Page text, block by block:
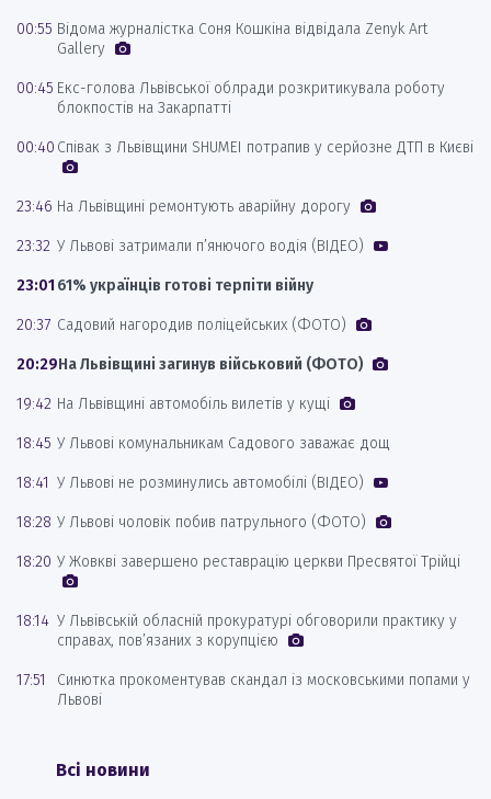
00:55 Відома журналістка Соня Кошкіна відвідала Zenyk Art
Gallery
00:45 Екс-голова Львівської облради розкритикувала роботу
блокпостів на Закарпатті
00:40 Співак з Львівщини SHUMEI потрапив у серйозне ДТП в Києві
23:46 На Львівщині ремонтують аварійну дорогу
23:32 У Львові затримали п’янючого водія (ВІДЕО)
23:01 61% українців готові терпіти війну
20:37 Садовий нагородив поліцейських (ФОТО)
20:29На Львівщині загинув військовий (ФОТО)
19:42 На Львівщині автомобіль вилетів у кущі
18:45 У Львові комунальникам Садового заважає дощ
18:41 У Львові не розминулись автомобілі (ВІДЕО)
18:28 У Львові чоловік побив патрульного (ФОТО)
18:20 У Жовкві завершено реставрацію церкви Пресвятої Трійці
18:14 У Львівській обласній прокуратурі обговорили практику у
справах, пов’язаних з корупцією
17:51
Синютка прокоментував скандал із московськими попами у
Львові
Всі новини